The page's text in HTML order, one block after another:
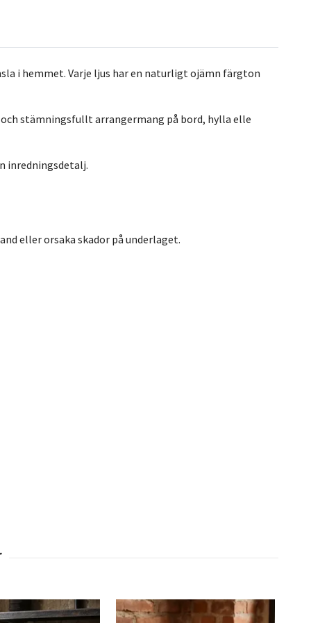
i hemmet. Varje ljus har en naturligt ojämn färgton
stämningsfullt arrangermang på bord, hylla elle
inredningsdetalj.
eller orsaka skador på underlaget.